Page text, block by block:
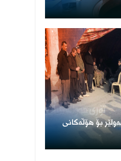
بۆ هۆڵەکانی